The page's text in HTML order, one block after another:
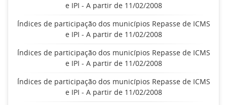
e IPI - A partir de 11/02/2008
Índices de participação dos municípios Repasse de ICMS
e IPI - A partir de 11/02/2008
Índices de participação dos municípios Repasse de ICMS
e IPI - A partir de 11/02/2008
Índices de participação dos municípios Repasse de ICMS
e IPI - A partir de 11/02/2008